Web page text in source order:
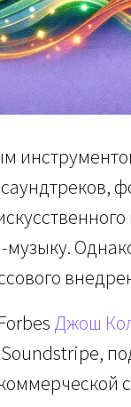
Джош